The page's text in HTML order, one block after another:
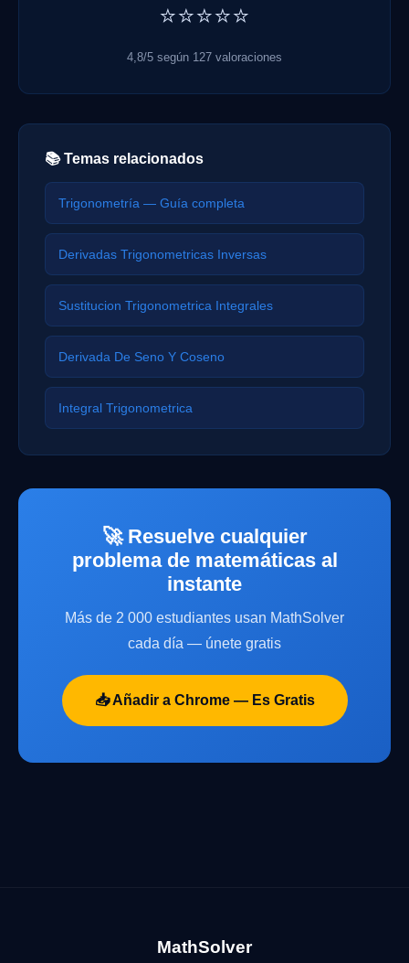
⭐⭐⭐⭐⭐
4,8/5 según 127 valoraciones
📚 Temas relacionados
Trigonometría — Guía completa
Derivadas Trigonometricas Inversas
Sustitucion Trigonometrica Integrales
Derivada De Seno Y Coseno
Integral Trigonometrica
🚀 Resuelve cualquier
problema de matemáticas al
instante
Más de 2 000 estudiantes usan MathSolver
cada día — únete gratis
📥 Añadir a Chrome — Es Gratis
MathSolver